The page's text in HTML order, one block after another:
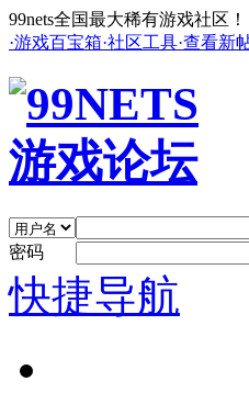
99nets全国最大稀有游戏社区！
·游戏百宝箱·社区工具·查看新
密码
快捷导航